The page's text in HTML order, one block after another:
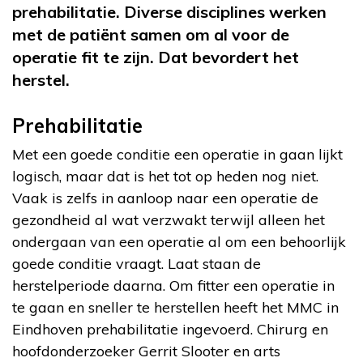
prehabilitatie. Diverse disciplines werken
met de patiënt samen om al voor de
operatie fit te zijn. Dat bevordert het
herstel.
Prehabilitatie
Met een goede conditie een operatie in gaan lijkt
logisch, maar dat is het tot op heden nog niet.
Vaak is zelfs in aanloop naar een operatie de
gezondheid al wat verzwakt terwijl alleen het
ondergaan van een operatie al om een behoorlijk
goede conditie vraagt. Laat staan de
herstelperiode daarna. Om fitter een operatie in
te gaan en sneller te herstellen heeft het MMC in
Eindhoven prehabilitatie ingevoerd. Chirurg en
hoofdonderzoeker Gerrit Slooter en arts